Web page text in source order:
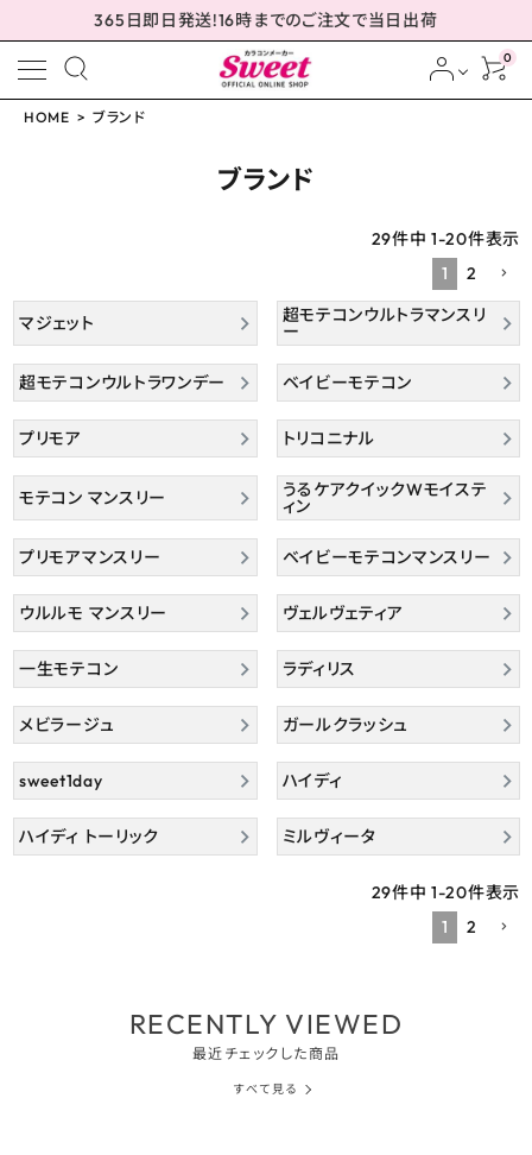
365日即日発送!16時までのご注文で当日出荷
0
meeting_room ログイン
発送について
お支払い方法について
よくあるご質問
ブログページ
HOME ブランド
ブランド
29件中 1-20件表示
1
2
マジェット 超モテコンウルトラマンスリ
ー
超モテコンウルトラワンデー ベイビーモテコン
プリモア トリコニナル
モテコン マンスリー うるケアクイックWモイステ
ィン
プリモアマンスリー ベイビーモテコンマンスリー
ウルルモ マンスリー ヴェルヴェティア
一生モテコン ラディリス
メビラージュ ガールクラッシュ
sweet1day ハイディ
ハイディ トーリック ミルヴィータ
29件中 1-20件表示
1
2
RECENTLY VIEWED
最近チェックした商品
すべて見る